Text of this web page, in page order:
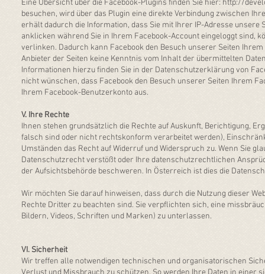
Eine Übersicht über die Facebook-Plugins finden Sie hier: http://
besuchen, wird über das Plugin eine direkte Verbindung zwischen
erhält dadurch die Information, dass Sie mit Ihrer IP-Adresse unsere
anklicken während Sie in Ihrem Facebook-Account eingeloggt sind,
verlinken. Dadurch kann Facebook den Besuch unserer Seiten
Anbieter der Seiten keine Kenntnis vom Inhalt der übermittelten
Informationen hierzu finden Sie in der Datenschutzerklärung von
nicht wünschen, dass Facebook den Besuch unserer Seiten Ihrem
Ihrem Facebook-Benutzerkonto aus.
V. Ihre Rechte
Ihnen stehen grundsätzlich die Rechte auf Auskunft, Berichtigung,
falsch sind oder nicht rechtskonform verarbeitet werden),
Umständen das Recht auf Widerruf und Widerspruch zu. Wenn Sie
Datenschutzrecht verstößt oder Ihre datenschutzrechtlichen
der Aufsichtsbehörde beschweren. In Österreich ist dies die
​Wir möchten Sie darauf hinweisen, dass durch die Nutzung dieser
Rechte Dritter zu beachten sind. Sie verpflichten sich, eine
Bildern, Videos, Schriften und Marken) zu unterlassen.
VI. Sicherheit
​Wir treffen alle notwendigen technischen und organisatorischen